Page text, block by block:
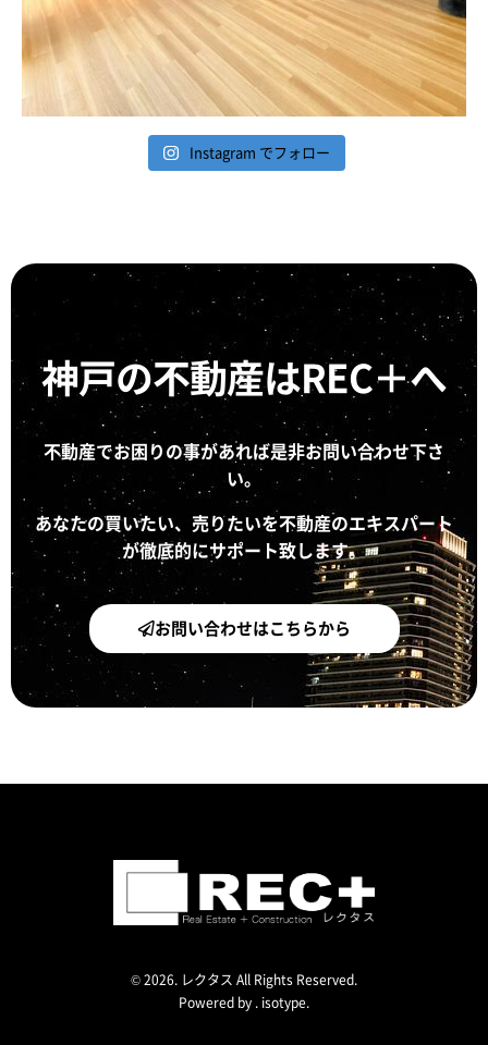
Instagram でフォロー
神戸の不動産はREC＋へ
不動産でお困りの事があれば是非お問い合わせ下さ
い。
あなたの買いたい、売りたいを不動産のエキスパート
が徹底的にサポート致します。
お問い合わせはこちらから
© 2026. レクタス All Rights Reserved.
Powered by . isotype